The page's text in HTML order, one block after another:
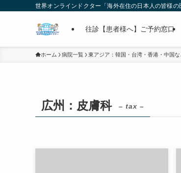
世界オンラインドクター「海外在住の日本人の皆様の
往診【患者様へ】ご予約窓口
ホーム 病院一覧 東アジア：韓国・台湾・香港・中国な
広州：皮膚科 – tax –